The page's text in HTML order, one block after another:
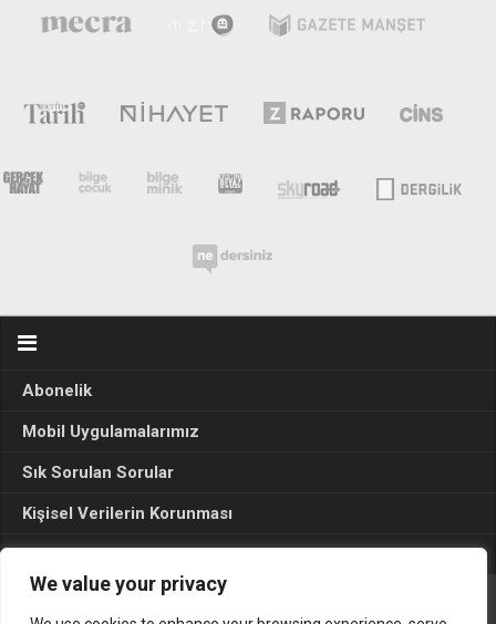
We value your privacy
Abonelik
Mobil Uygulamalarımız
Sık Sorulan Sorular
Kişisel Verilerin Korunması
Seçim Sonuçları 2024